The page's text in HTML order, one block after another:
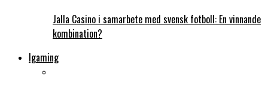
Jalla Casino i samarbete med svensk fotboll: En vinnande
kombination?
Igaming